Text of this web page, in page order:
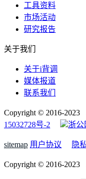
工具资料
市场活动
研究报告
关于我们
关于i背调
媒体报道
联系我们
Copyright © 2016-
15032728号-2
浙公
sitemap 用户协议 隐
Copyright © 2016-